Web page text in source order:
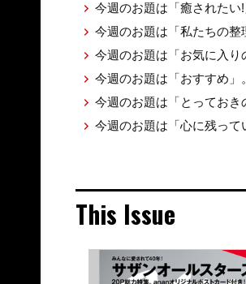
今週のお題は「癒されたい
今週のお題は「私たちの整
今週のお題は「お気に入り
今週のお題は「おすすめ」
今週のお題は「とっておき
今週のお題は「心に残って
This Issue